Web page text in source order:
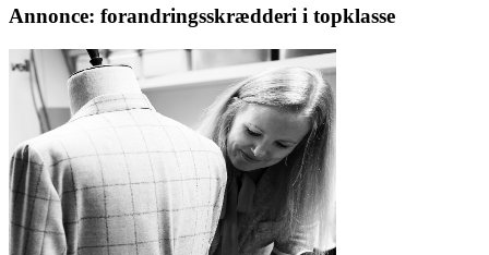
Annonce: forandringsskrædderi i topklasse